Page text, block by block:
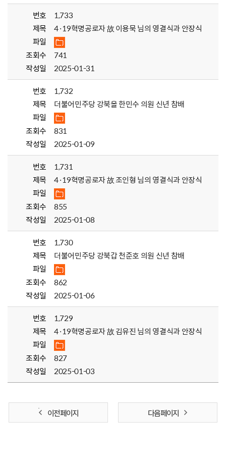
번호
1,733
제목
4·19혁명공로자 故 이용묵 님의 영결식과 안장식
파일
조회수
741
작성일
2025-01-31
번호
1,732
제목
더불어민주당 강북을 한민수 의원 신년 참배
파일
조회수
831
작성일
2025-01-09
번호
1,731
제목
4·19혁명공로자 故 조인형 님의 영결식과 안장식
파일
조회수
855
작성일
2025-01-08
번호
1,730
제목
더불어민주당 강북갑 천준호 의원 신년 참배
파일
조회수
862
작성일
2025-01-06
번호
1,729
제목
4·19혁명공로자 故 김유진 님의 영결식과 안장식
파일
조회수
827
작성일
2025-01-03
이전 페이지 다음 페이지